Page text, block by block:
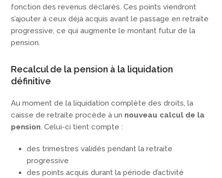
fonction des revenus déclarés. Ces points viendront
s’ajouter à ceux déjà acquis avant le passage en retraite
progressive, ce qui augmente le montant futur de la
pension.
Recalcul de la pension à la liquidation
définitive
Au moment de la liquidation complète des droits, la
caisse de retraite procède à un nouveau calcul de la
pension. Celui-ci tient compte :
des trimestres validés pendant la retraite
progressive
des points acquis durant la période d’activité